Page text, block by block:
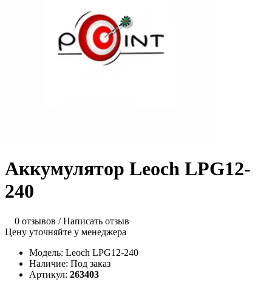
Аккумулятор Leoch LPG12-
240
0 отзывов /Написать отзыв
Цену уточняйте у менеджера
Модель: Leoch LPG12-240
Наличие: Под заказ
Артикул: 263403